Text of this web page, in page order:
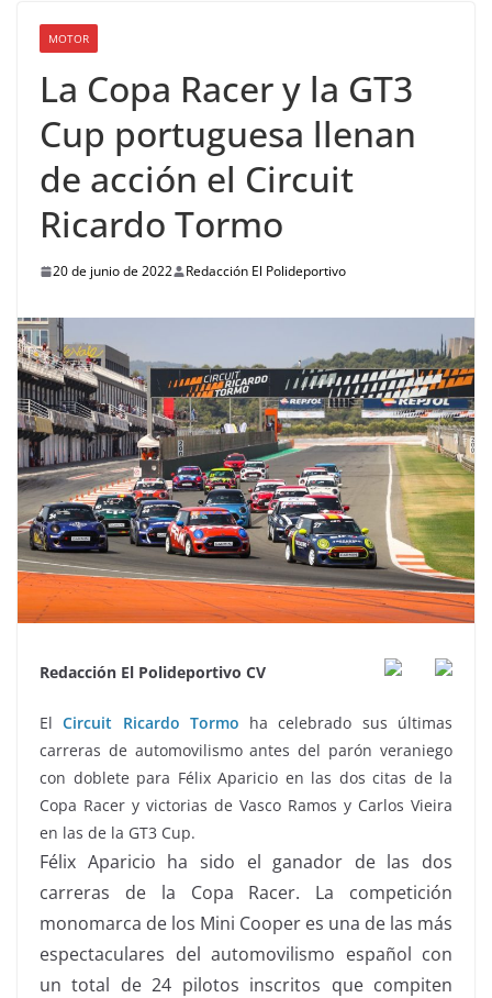
MOTOR
La Copa Racer y la GT3
Cup portuguesa llenan
de acción el Circuit
Ricardo Tormo
20 de junio de 2022 Redacción El Polideportivo
Redacción El Polideportivo CV
ElCircuit Ricardo Tormo ha celebrado sus últimas
carreras de automovilismo antes del parón veraniego
con doblete para Félix Aparicio en las dos citas de la
Copa Racer y victorias de Vasco Ramos y Carlos Vieira
en las de la GT3 Cup.
Félix Aparicio ha sido el ganador de las dos
carreras de la Copa Racer. La competición
monomarca de los Mini Cooper es una de las más
espectaculares del automovilismo español con
un total de 24 pilotos inscritos que compiten